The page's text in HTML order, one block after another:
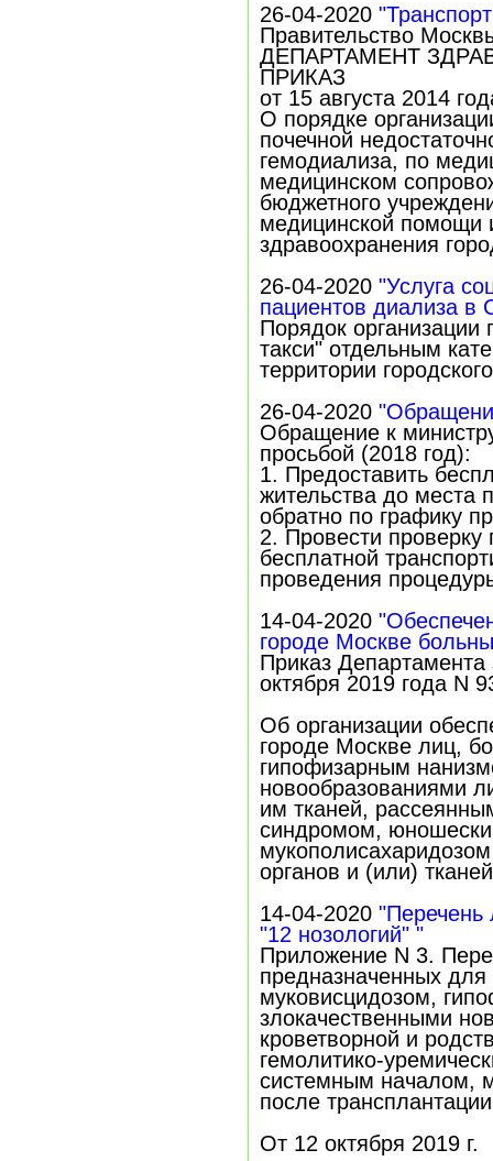
26-04-2020
Правительство
ДЕПАРТАМЕНТ
ПРИКАЗ
от 15 августа 2014
О порядке
почечной
гемодиализа, по
медицинском
бюджетного
медицинской помощи
здравоохранения
26-04-2020 "Услуга
пациентов диализа в
Порядок организации
такси" отдельным
территории
26-04-2020
Обращение к
просьбой (2018 год):
1. Предоставить
жительства до места
обратно по графику
2. Провести проверку
бесплатной
проведения
14-04-2020
городе Москве
Приказ
октября 2019 года N
Об организации
городе Москве лиц,
гипофизарным
новообразованиями
им тканей,
синдромом,
органов и (или)
14-04-2020 "Перечень
"12 нозологий" "
Приложение N 3.
предназначенных
муковисцидозом,
злокачественными
кроветворной и
гемолитико-
системным началом,
после
От 12 октября 2019 г.